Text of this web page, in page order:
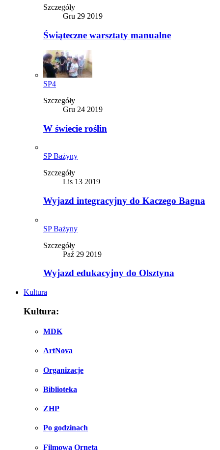
Szczegóły
Gru 29 2019
Świąteczne warsztaty manualne
SP4
Szczegóły
Gru 24 2019
W świecie roślin
SP Bażyny
Szczegóły
Lis 13 2019
Wyjazd integracyjny do Kaczego Bagna
SP Bażyny
Szczegóły
Paź 29 2019
Wyjazd edukacyjny do Olsztyna
Kultura
Kultura:
MDK
ArtNova
Organizacje
Biblioteka
ZHP
Po godzinach
Filmowa Orneta